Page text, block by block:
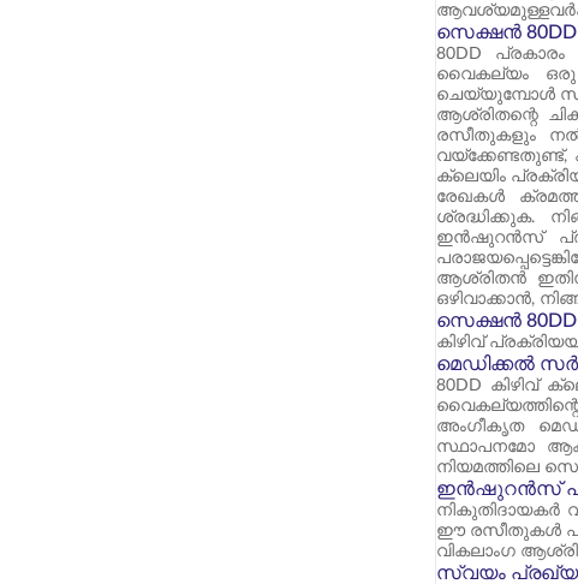
സെക്ഷൻ 80DD
80DD
വൈകല്യം ഒരു
ചെയ്യുമ്പോൾ
ആശ്രിതന്റെ
രസീതുകളും
വയ്ക്കേണ്ടതുണ്ട്,
ക്ലെയിം
രേഖകൾ
ശ്രദ്ധിക്കുക.
ഇൻഷുറൻസ്
ആശ്രിതൻ
ഒഴിവാക്കാൻ,
സെക്ഷൻ
കിഴിവ്
മെഡിക്കൽ
80DD കിഴിവ്
അംഗീകൃത
സ്ഥാപനമോ
നിയമത്തിലെ
ഇൻഷുറൻസ്
നികുതിദായകർ
ഈ രസീതുകൾ
വികലാംഗ
സ്വയം